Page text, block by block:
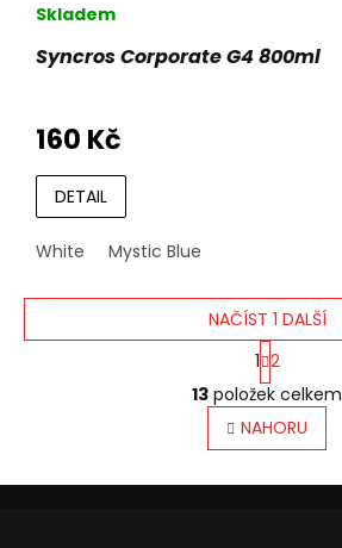
Syncros Corporate G4 800ml
Skladem
160 Kč
DETAIL
White Mystic Blue
O
v
l
á
NAČÍST 1 DALŠÍ
S
t
r
á
n
k
v
1 2
13 položek celkem
NAHORU
Z